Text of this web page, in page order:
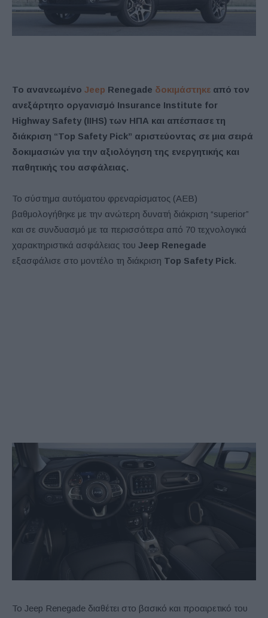
Το ανανεωμένο Jeep Renegade δοκιμάστηκε από τον
ανεξάρτητο οργανισμό Insurance Institute for
Highway Safety (IIHS) των ΗΠΑ και απέσπασε τη
διάκριση “Top Safety Pick” αριστεύοντας σε μια σειρά
δοκιμασιών για την αξιολόγηση της ενεργητικής και
παθητικής του ασφάλειας.
Το σύστημα αυτόματου φρεναρίσματος (AEB)
βαθμολογήθηκε με την ανώτερη δυνατή διάκριση “superior”
και σε συνδυασμό με τα περισσότερα από 70 τεχνολογικά
χαρακτηριστικά ασφάλειας του Jeep Renegade
εξασφάλισε στο μοντέλο τη διάκριση Top Safety Pick.
Το Jeep Renegade διαθέτει στο βασικό και προαιρετικό του